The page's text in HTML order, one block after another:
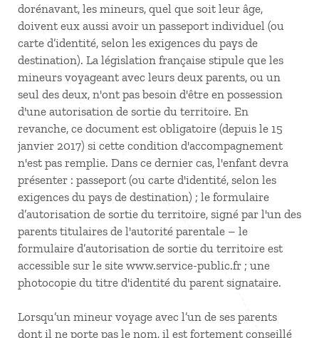
dorénavant, les mineurs, quel que soit leur âge,
doivent eux aussi avoir un passeport individuel (ou
carte d’identité, selon les exigences du pays de
destination). La législation française stipule que les
mineurs voyageant avec leurs deux parents, ou un
seul des deux, n'ont pas besoin d'être en possession
d'une autorisation de sortie du territoire. En
revanche, ce document est obligatoire (depuis le 15
janvier 2017) si cette condition d'accompagnement
n'est pas remplie. Dans ce dernier cas, l'enfant devra
présenter : passeport (ou carte d'identité, selon les
exigences du pays de destination) ; le formulaire
d’autorisation de sortie du territoire, signé par l'un des
parents titulaires de l'autorité parentale – le
formulaire d’autorisation de sortie du territoire est
accessible sur le site www.service-public.fr ; une
photocopie du titre d'identité du parent signataire.
Lorsqu’un mineur voyage avec l’un de ses parents
dont il ne porte pas le nom, il est fortement conseillé